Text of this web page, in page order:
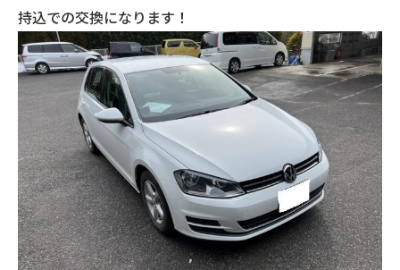
持込での交換になります！